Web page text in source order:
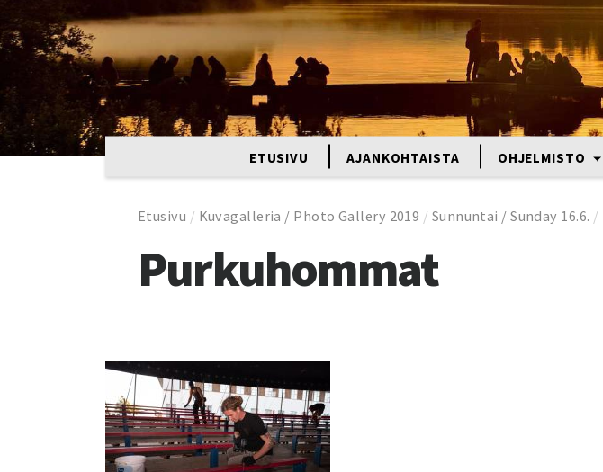
ETUSIVU AJANKOHTAISTA OHJELMISTO
Etusivu / Kuvagalleria / Photo Gallery 2019 / Sunnuntai / Sunday 16.6. /
Purkuhommat